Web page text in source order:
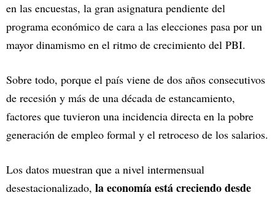
en las encuestas, la gran asignatura pendiente del
programa económico de cara a las elecciones pasa por un
mayor dinamismo en el ritmo de crecimiento del PBI.
Sobre todo, porque el país viene de dos años consecutivos
de recesión y más de una década de estancamiento,
factores que tuvieron una incidencia directa en la pobre
generación de empleo formal y el retroceso de los salarios.
Los datos muestran que a nivel intermensual
desestacionalizado, la economía está creciendo desde